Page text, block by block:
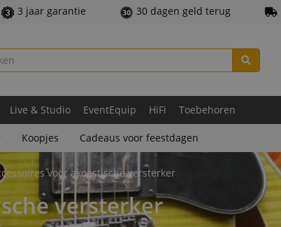
3 jaar garantie 30 dagen geld terug
Live & Studio EventEquip HiFi Toebehoren
Koopjes Cadeaus voor feestdagen
voor akoestische versterker
versterker